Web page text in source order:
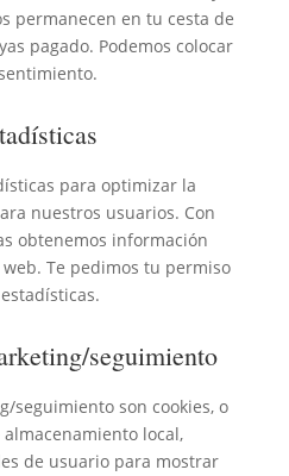
permanecen en tu cesta de
pagado. Podemos colocar
para optimizar la
nuestros usuarios. Con
obtenemos información
Te pedimos tu permiso
seguimiento
seguimiento son cookies, o
local,
de usuario para mostrar